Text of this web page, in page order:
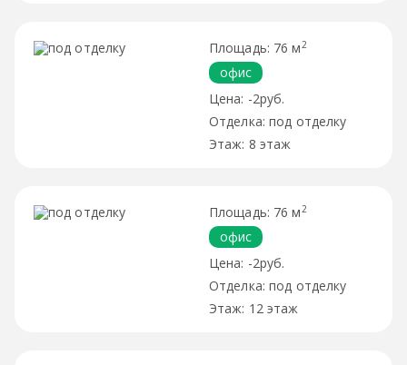
76 м 2
офис
-2руб.
под отделку
8 этаж
76 м 2
офис
-2руб.
под отделку
12 этаж